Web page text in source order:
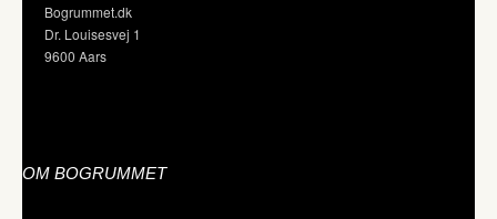
Bogrummet.dk
Dr. Louisesvej 1
9600 Aars
OM BOGRUMMET